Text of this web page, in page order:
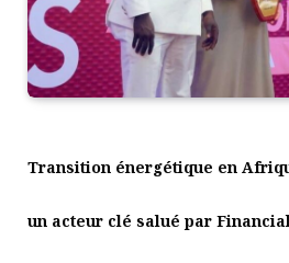
Transition énergétique en
un acteur clé salué par